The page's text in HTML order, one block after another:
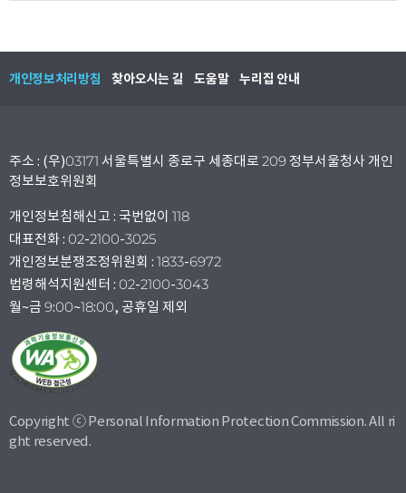
개인정보처리방침 찾아오시는 길 도움말 누리집 안내
주소 : (우)03171 서울특별시 종로구 세종대로 209 정부서울청사 개인
정보보호위원회
개인정보침해신고 : 국번없이 118
대표전화 : 02-2100-3025
개인정보분쟁조정위원회 : 1833-6972
법령해석지원센터 : 02-2100-3043
월~금 9:00~18:00, 공휴일 제외
Copyright ⓒ Personal Information Protection Commission. All ri
ght reserved.